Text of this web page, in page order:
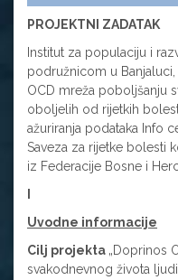
PROJEKTNI ZADATAK
Institut za populaciju i
podružnicom u
OCD mreža poboljšanju
oboljelih od rijetkih
ažuriranja podataka Info
Saveza za rijetke bolesti
iz Federacije Bosne i
Uvodne informacije
Cilj projekta „Doprinos
svakodnevnog života